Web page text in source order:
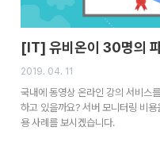
[IT] 유비온이 30명의
2019. 04. 11
국내에 동영상 온라인 강의 서비스
하고 있을까요? 서버 모니터링 비
용 사례를 보시겠습니다.